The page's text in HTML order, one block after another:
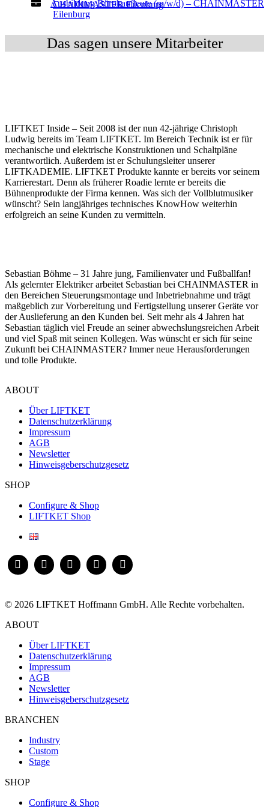
CHAINMASTER Eilenburg
Ausbildung Bürokaufleute (m/w/d) – CHAINMASTER
Eilenburg
Das sagen unsere Mitarbeiter
LIFTKET Inside – Seit 2008 ist der nun 42-jährige Christoph
Ludwig bereits im Team LIFTKET. Im Bereich Technik ist er für
mechanische und elektrische Konstruktionen und Schaltpläne
verantwortlich. Außerdem ist er Schulungsleiter unserer
LIFTKADEMIE. LIFTKET Produkte kannte er bereits vor seinem
Karrierestart. Denn als früherer Roadie lernte er bereits die
Bühnenprodukte der Firma kennen. Was sich der Vollblutmusiker
wünscht? Sein langjähriges technisches KnowHow weiterhin
erfolgreich an seine Kunden zu vermitteln.
Sebastian Böhme – 31 Jahre jung, Familienvater und Fußballfan!
Als gelernter Elektriker arbeitet Sebastian bei CHAINMASTER in
den Bereichen Steuerungsmontage und Inbetriebnahme und trägt
maßgeblich zur Vorbereitung und Fertigstellung unserer Geräte vor
der Auslieferung an den Kunden bei. Seit mehr als 4 Jahren hat
Sebastian täglich viel Freude an seiner abwechslungsreichen Arbeit
und viel Spaß mit seinen Kollegen. Was wünscht er sich für seine
Zukunft bei CHAINMASTER? Immer neue Herausforderungen
und tolle Produkte.
ABOUT
Über LIFTKET
Datenschutzerklärung
Impressum
AGB
Newsletter
Hinweisgeberschutzgesetz
SHOP
Configure & Shop
LIFTKET Shop
© 2026 LIFTKET Hoffmann GmbH. Alle Rechte vorbehalten.
ABOUT
Über LIFTKET
Datenschutzerklärung
Impressum
AGB
Newsletter
Hinweisgeberschutzgesetz
BRANCHEN
Industry
Custom
Stage
SHOP
Configure & Shop